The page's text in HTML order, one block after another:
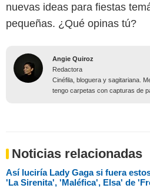
nuevas ideas para fiestas
pequeñas. ¿Qué opinas tú?
Angie Quiroz
Redactora
Cinéfila, bloguera y sagitariana.
tengo carpetas con capturas de
Noticias relacionadas
Así luciría Lady Gaga si fuera
'La Sirenita', 'Maléfica', Elsa' de